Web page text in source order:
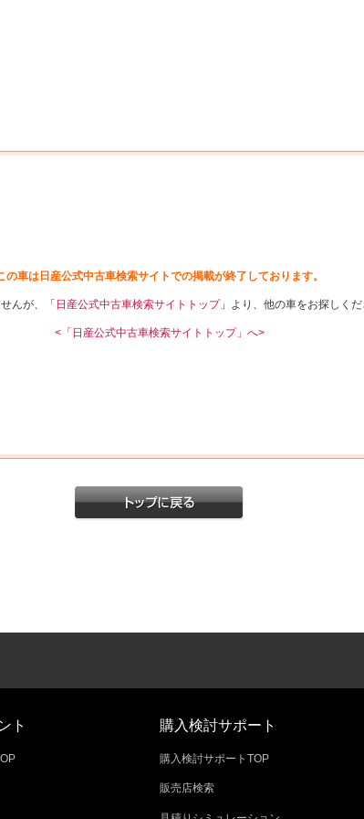
の車は日産公式中古車検索サイトでの掲載が終了しております。
んが、「 日産公式中古車検索サイトトップ」より、他の車をお探しくだ
<「日産公式中古車検索サイトトップ」へ>
ト 購入検討サポート
購入検討サポートTOP
販売店検索